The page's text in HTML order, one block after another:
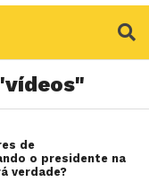
de
o presidente na
verdade?